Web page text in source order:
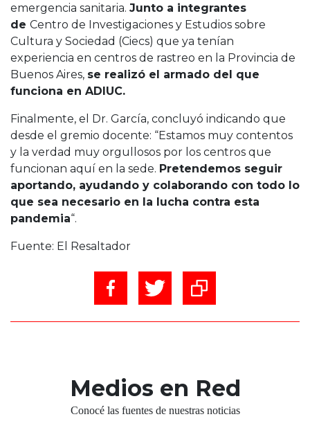
emergencia sanitaria. Junto a integrantes
de Centro de Investigaciones y Estudios sobre
Cultura y Sociedad (Ciecs) que ya tenían
experiencia en centros de rastreo en la Provincia de
Buenos Aires, se realizó el armado del que
funciona en ADIUC.
Finalmente, el Dr. García, concluyó indicando que
desde el gremio docente: “Estamos muy contentos
y la verdad muy orgullosos por los centros que
funcionan aquí en la sede. Pretendemos seguir
aportando, ayudando y colaborando con todo lo
que sea necesario en la lucha contra esta
pandemia“.
Fuente: El Resaltador
Medios en Red
Conocé las fuentes de nuestras noticias